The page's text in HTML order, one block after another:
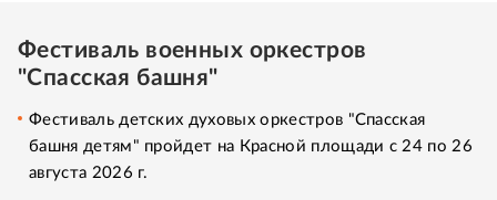
Фестиваль военных оркестров
"Спасская башня"
Фестиваль детских духовых оркестров "Спасская
башня детям" пройдет на Красной площади с 24 по 26
августа 2026 г.